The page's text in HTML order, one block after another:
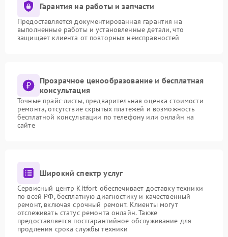
Гарантия на работы и запчасти
Предоставляется документированная гарантия на
выполненные работы и установленные детали, что
защищает клиента от повторных неисправностей
Прозрачное ценообразование и бесплатная
консультация
Точные прайс-листы, предварительная оценка стоимости
ремонта, отсутствие скрытых платежей и возможность
бесплатной консультации по телефону или онлайн на
сайте
Широкий спектр услуг
Сервисный центр Kitfort обеспечивает доставку техники
по всей РФ, бесплатную диагностику и качественный
ремонт, включая срочный ремонт. Клиенты могут
отслеживать статус ремонта онлайн. Также
предоставляется постгарантийное обслуживание для
продления срока службы техники